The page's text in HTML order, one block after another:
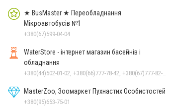
★ BusMaster ★ Переобладнання
Мікроавтобусів №1
+380(67)599-04-04
WaterStore - інтернет магазин басейнів і
обладнання
+380(44)502-01-02, +380(66)777-78-42, +380(67)777-82-19, +380(67)890-80-80, +380(73)890-80-80, +380(44)502-01-03
MasterZoo, Зоомаркет Пухнастих Особистостей
+380(95)653-75-01